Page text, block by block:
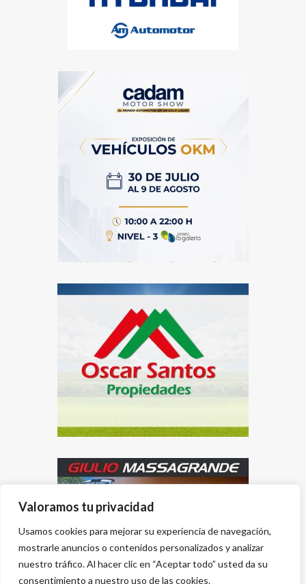
Valoramos tu privacidad
Usamos cookies para mejorar su experiencia de navegación,
mostrarle anuncios o contenidos personalizados y analizar
nuestro tráfico. Al hacer clic en “Aceptar todo” usted da su
consentimiento a nuestro uso de las cookies.